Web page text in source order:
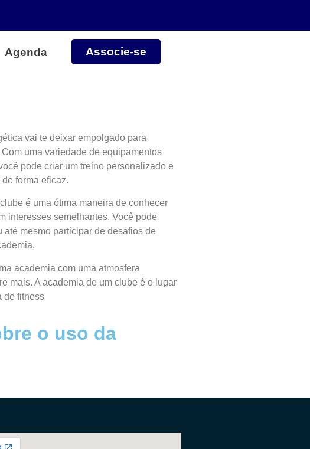
Agenda Associe-se
vai te deixar empolgado para
uma variedade de equipamentos
pode criar um treino personalizado e
forma eficaz.
é uma ótima maneira de conhecer
interesses semelhantes. Você pode
mesmo participar de desafios de
academia com uma atmosfera
mais. A academia de um clube é o lugar
de fitness
o uso da